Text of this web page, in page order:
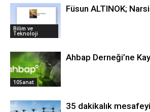
Bilim ve
Teknoloji
Füsun ALTINOK;
10Sanat
Ahbap Derneği’ne
35 dakikalık